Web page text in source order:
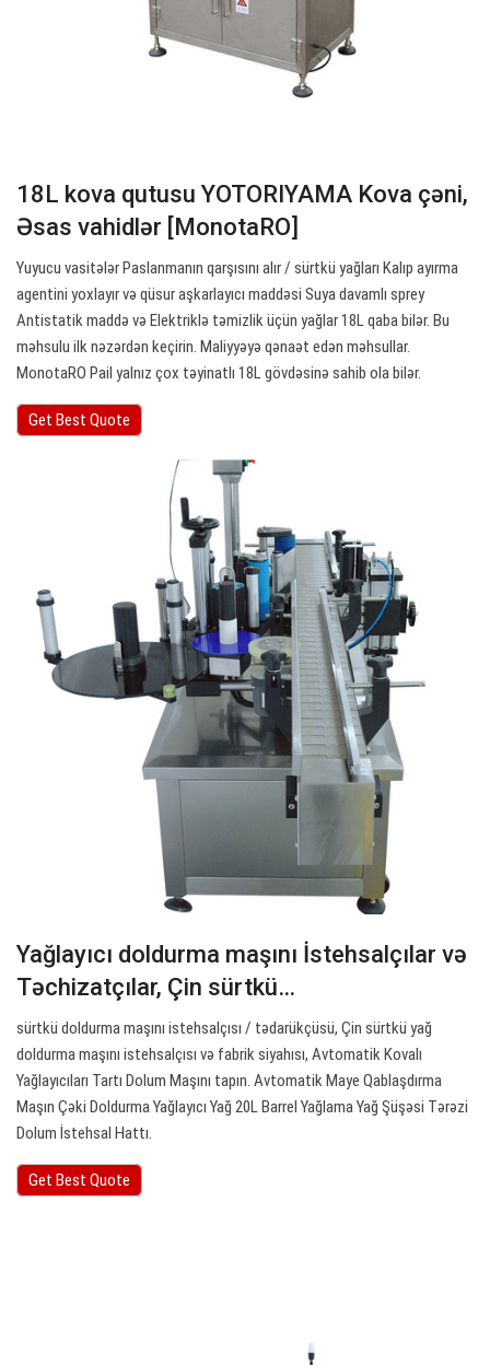
18L kova qutusu YOTORIYAMA Kova çəni,
Əsas vahidlər [MonotaRO]
Yuyucu vasitələr Paslanmanın qarşısını alır / sürtkü yağları Kalıp ayırma
agentini yoxlayır və qüsur aşkarlayıcı maddəsi Suya davamlı sprey
Antistatik maddə və Elektriklə təmizlik üçün yağlar 18L qaba bilər. Bu
məhsulu ilk nəzərdən keçirin. Maliyyəyə qənaət edən məhsullar.
MonotaRO Pail yalnız çox təyinatlı 18L gövdəsinə sahib ola bilər.
Get Best Quote
Yağlayıcı doldurma maşını İstehsalçılar və
Təchizatçılar, Çin sürtkü…
sürtkü doldurma maşını istehsalçısı / tədarükçüsü, Çin sürtkü yağ
doldurma maşını istehsalçısı və fabrik siyahısı, Avtomatik Kovalı
Yağlayıcıları Tartı Dolum Maşını tapın. Avtomatik Maye Qablaşdırma
Maşın Çəki Doldurma Yağlayıcı Yağ 20L Barrel Yağlama Yağ Şüşəsi Tərəzi
Dolum İstehsal Hattı.
Get Best Quote